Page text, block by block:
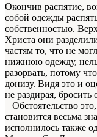
Окончив распятие,
собой одежды
собственностью.
Христа они
частям то, что не
нижнюю одежду,
разорвать, потому
донизу. Видя это и
не раздирая,
Обстоятельство
становится весьма
исполнилось также